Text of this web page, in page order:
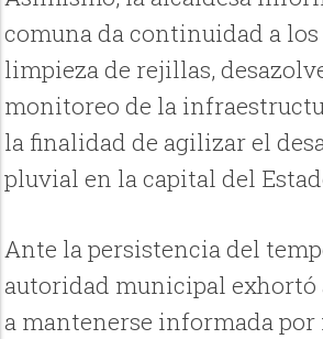
comuna da continuidad a los
limpieza de rejillas,
monitoreo de la
la finalidad de agilizar el
pluvial en la capital del
Ante la persistencia del
autoridad municipal exhortó
a mantenerse informada por